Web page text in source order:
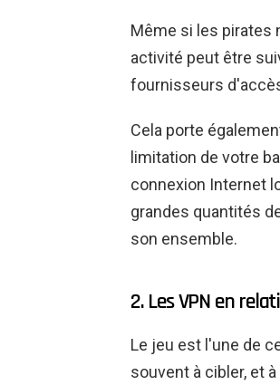
Même si les pirates
activité peut être
fournisseurs
Cela porte
limitation de votre
connexion Internet
grandes quantités
son ensemble.
2. Les VPN en
Le jeu est l'une de
souvent à cibler, et